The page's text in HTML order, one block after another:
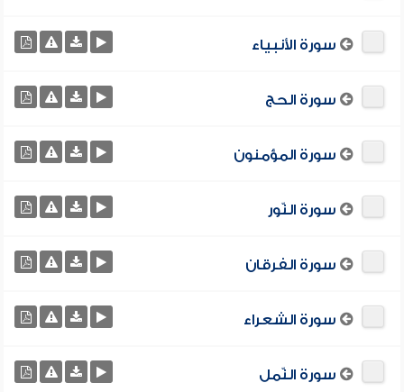
سورة الأنبياء
سورة الحج
سورة المؤمنون
سورة النّور
سورة الفرقان
سورة الشعراء
سورة النّمل